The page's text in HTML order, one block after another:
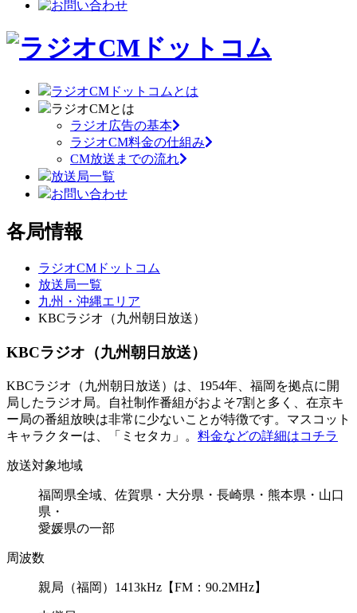
ラジオCMドットコムとは
ラジオCMとは
ラジオ広告の基本
ラジオCM料金の仕組み
CM放送までの流れ
放送局一覧
お問い合わせ
各局情報
ラジオCMドットコム
放送局一覧
九州・沖縄エリア
KBCラジオ（九州朝日放送）
KBCラジオ（九州朝日放送）
KBCラジオ（九州朝日放送）は、1954年、福岡を拠点に開
局したラジオ局。自社制作番組がおよそ7割と多く、在京キ
ー局の番組放映は非常に少ないことが特徴です。マスコット
キャラクターは、「ミセタカ」。 料金などの詳細はコチラ
放送対象地域
福岡県全域、佐賀県・大分県・長崎県・熊本県・山口
県・
愛媛県の一部
周波数
親局 （福岡）1413kHz【FM：90.2MHz】